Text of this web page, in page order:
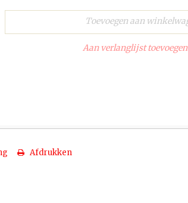
Aan verlanglijst toevoegen
Afdrukken